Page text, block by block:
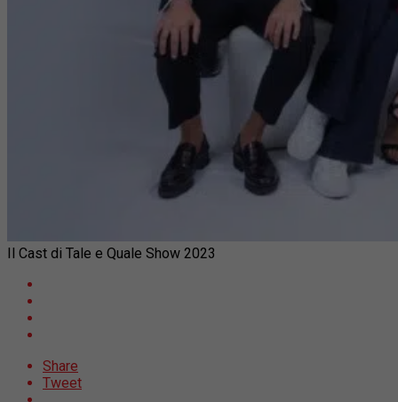
Il Cast di Tale e Quale Show 2023
Share
Tweet